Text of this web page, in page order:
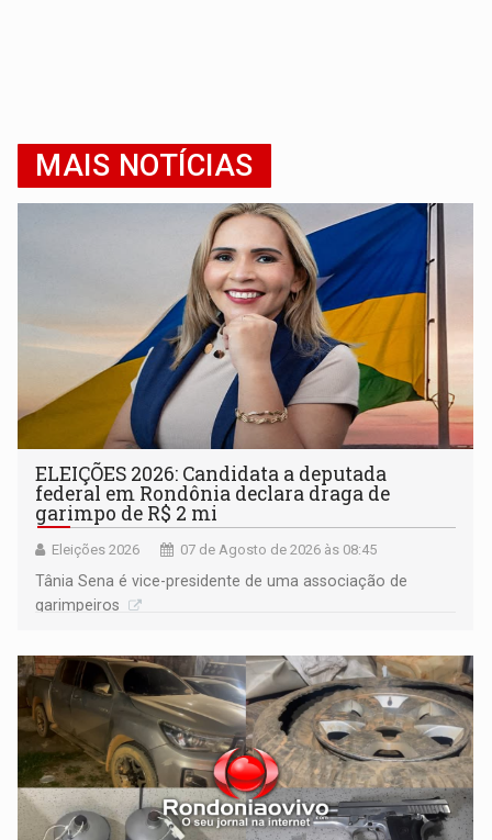
MAIS NOTÍCIAS
ELEIÇÕES 2026: Candidata a deputada
federal em Rondônia declara draga de
garimpo de R$ 2 mi
Eleições 2026 07 de Agosto de 2026 às 08:45
Tânia Sena é vice-presidente de uma associação de
garimpeiros